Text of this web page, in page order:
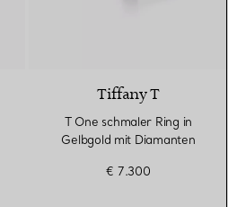
Tiffany T
T One schmaler Ring in
Gelbgold mit Diamanten
€ 7.300